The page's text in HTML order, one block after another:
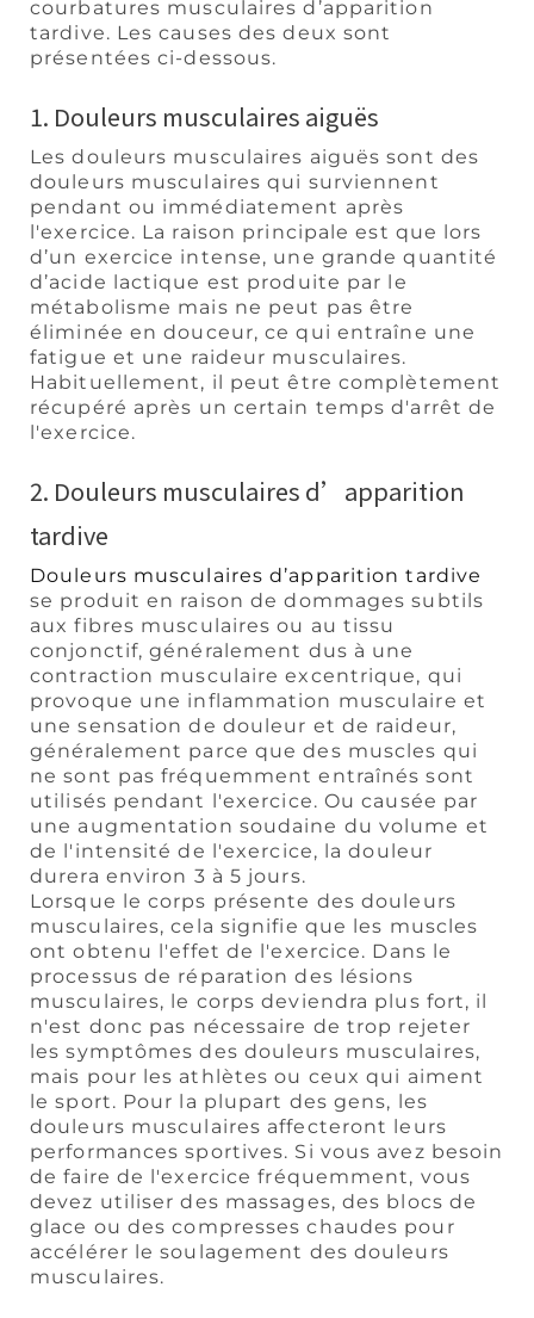
courbatures musculaires d’apparition
tardive. Les causes des deux sont
présentées ci-dessous.
1. Douleurs musculaires aiguës
Les douleurs musculaires aiguës sont des
douleurs musculaires qui surviennent
pendant ou immédiatement après
l'exercice. La raison principale est que lors
d’un exercice intense, une grande quantité
d’acide lactique est produite par le
métabolisme mais ne peut pas être
éliminée en douceur, ce qui entraîne une
fatigue et une raideur musculaires.
Habituellement, il peut être complètement
récupéré après un certain temps d'arrêt de
l'exercice.
2. Douleurs musculaires d’apparition
tardive
Douleurs musculaires d’apparition tardive
se produit en raison de dommages subtils
aux fibres musculaires ou au tissu
conjonctif, généralement dus à une
contraction musculaire excentrique, qui
provoque une inflammation musculaire et
une sensation de douleur et de raideur,
généralement parce que des muscles qui
ne sont pas fréquemment entraînés sont
utilisés pendant l'exercice. Ou causée par
une augmentation soudaine du volume et
de l'intensité de l'exercice, la douleur
durera environ 3 à 5 jours.
Lorsque le corps présente des douleurs
musculaires, cela signifie que les muscles
ont obtenu l'effet de l'exercice. Dans le
processus de réparation des lésions
musculaires, le corps deviendra plus fort, il
n'est donc pas nécessaire de trop rejeter
les symptômes des douleurs musculaires,
mais pour les athlètes ou ceux qui aiment
le sport. Pour la plupart des gens, les
douleurs musculaires affecteront leurs
performances sportives. Si vous avez besoin
de faire de l'exercice fréquemment, vous
devez utiliser des massages, des blocs de
glace ou des compresses chaudes pour
accélérer le soulagement des douleurs
musculaires.